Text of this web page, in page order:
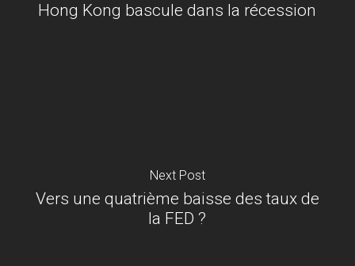
Hong Kong bascule dans la récession
Next Post
Vers une quatrième baisse des taux de
la FED ?